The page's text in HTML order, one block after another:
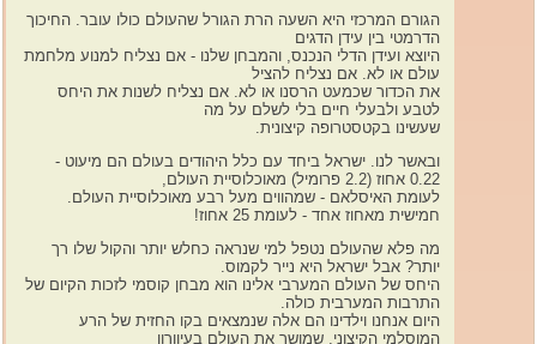
הגורם המרכזי היא השעה הרת הגורל שהעולם כולו עובר. החיכוך
הדרמטי בין עידן הדגים
היוצא ועידן הדלי הנכנס, והמבחן שלנו - אם נצליח למנוע מלחמת
עולם או לא. אם נצליח להציל
את הכדור שכמעט הרסנו או לא. אם נצליח לשנות את היחס
לטבע ולבעלי חיים בלי לשלם על מה
שעשינו בקטסטרופה קיצונית.
ובאשר לנו. ישראל ביחד עם כלל היהודים בעולם הם מיעוט -
0.22 אחוז (2.2 פרומיל) מאוכלוסיית העולם,
לעומת האיסלאם - שמהווים מעל רבע מאוכלוסיית העולם.
חמישית מאחוז אחד - לעומת 25 אחוז!
מה פלא שהעולם נטפל למי שנראה כחלש יותר והקול שלו רך
יותר? אבל ישראל היא נייר לקמוס.
היחס של העולם המערבי אלינו הוא מבחן קוסמי לזכות הקיום של
התרבות המערבית כולה.
היום אנחנו וילדינו הם אלה שנמצאים בקו החזית של הרע
המוסלמי הקיצוני, שמושך את העולם בעיוורון